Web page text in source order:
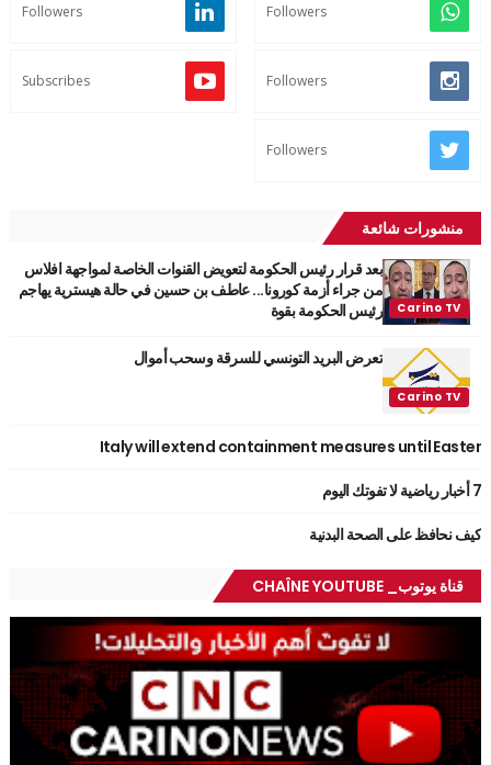
Followers
Followers
Followers
Subscribes
Followers
منشورات شائعة
بعد قرار رئيس الحكومة لتعويض القنوات الخاصة لمواجهة افلاس
من جراء أزمة كورونا... عاطف بن حسين في حالة هيسترية يهاجم
رئيس الحكومة بقوة
تعرض البريد التونسي للسرقة وسحب أموال
Italy will extend containment measures until Easter
7 أخبار رياضية لا تفوتك اليوم
كيف نحافظ على الصحة البدنية
قناة يوتوب_ CHAÎNE YOUTUBE